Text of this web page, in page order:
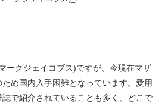
ークジェイコブス)ですが、今現在マザ
め国内入手困難となっています。愛用
で紹介されていることも多く、どこで